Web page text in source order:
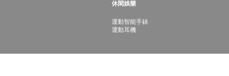
休閑娛樂
運動智能手錶
運動耳機